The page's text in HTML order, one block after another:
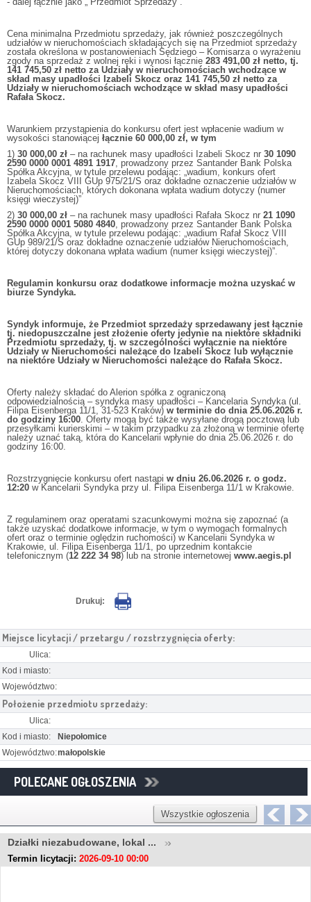
Cena minimalna Przedmiotu sprzedaży, jak również poszczególnych
udziałów w nieruchomościach składających się na Przedmiot sprzedaży
została określona w postanowieniach Sędziego – Komisarza o wyrażeniu
zgody na sprzedaż z wolnej ręki i wynosi łącznie 283 491,00 zł netto, tj.
141 745,50 zł netto za Udziały w nieruchomościach wchodzące w
skład masy upadłości Izabeli Skocz oraz 141 745,50 zł netto za
Udziały w nieruchomościach wchodzące w skład masy upadłości
Rafała Skocz.
Warunkiem przystąpienia do konkursu ofert jest wpłacenie wadium w
wysokości stanowiącej łącznie 60 000,00 zł, w tym
1) 30 000,00 zł – na rachunek masy upadłości Izabeli Skocz nr 30 1090
2590 0000 0001 4891 1917, prowadzony przez Santander Bank Polska
Spółka Akcyjna, w tytule przelewu podając: „wadium, konkurs ofert
Izabela Skocz VIII GUp 975/21/S oraz dokładne oznaczenie udziałów w
Nieruchomościach, których dokonana wpłata wadium dotyczy (numer
księgi wieczystej)”
2) 30 000,00 zł – na rachunek masy upadłości Rafała Skocz nr 21 1090
2590 0000 0001 5080 4840, prowadzony przez Santander Bank Polska
Spółka Akcyjna, w tytule przelewu podając: „wadium Rafał Skocz VIII
GUp 989/21/S oraz dokładne oznaczenie udziałów Nieruchomościach,
której dotyczy dokonana wpłata wadium (numer księgi wieczystej)”.
Regulamin konkursu oraz dodatkowe informacje można uzyskać w
biurze Syndyka.
Syndyk informuje, że Przedmiot sprzedaży sprzedawany jest łącznie
tj. niedopuszczalne jest złożenie oferty jedynie na niektóre składniki
Przedmiotu sprzedaży, tj. w szczególności wyłącznie na niektóre
Udziały w Nieruchomości należące do Izabeli Skocz lub wyłącznie
na niektóre Udziały w Nieruchomości należące do Rafała Skocz.
Oferty należy składać do Alerion spółka z ograniczoną
odpowiedzialnością – syndyka masy upadłości – Kancelaria Syndyka (ul.
Filipa Eisenberga 11/1, 31-523 Kraków) w terminie do dnia 25.06.2026 r.
do godziny 16:00. Oferty mogą być także wysyłane drogą pocztową lub
przesyłkami kurierskimi – w takim przypadku za złożoną w terminie ofertę
należy uznać taką, która do Kancelarii wpłynie do dnia 25.06.2026 r. do
godziny 16:00.
Rozstrzygnięcie konkursu ofert nastąpi w dniu 26.06.2026 r. o godz.
12:20 w Kancelarii Syndyka przy ul. Filipa Eisenberga 11/1 w Krakowie.
Z regulaminem oraz operatami szacunkowymi można się zapoznać (a
także uzyskać dodatkowe informacje, w tym o wymogach formalnych
ofert oraz o terminie oględzin ruchomości) w Kancelarii Syndyka w
Krakowie, ul. Filipa Eisenberga 11/1, po uprzednim kontakcie
telefonicznym (12 222 34 98) lub na stronie internetowej www.aegis.pl
Drukuj:
Miejsce licytacji / przetargu / rozstrzygnięcia oferty:
Ulica:
Kod i miasto:
Województwo:
Położenie przedmiotu sprzedaży:
Ulica:
Kod i miasto:
Niepołomice
Województwo:małopolskie
POLECANE OGŁOSZENIA
Wszystkie ogłoszenia
Działki niezabudowane, lokal ...
Termin licytacji: 2026-09-10 00:00